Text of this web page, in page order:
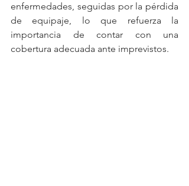
enfermedades, seguidas por la pérdida
de equipaje, lo que refuerza la
importancia de contar con una
cobertura adecuada ante imprevistos.